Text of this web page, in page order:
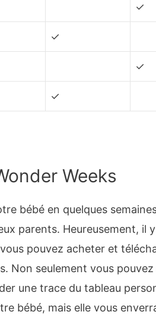
✓
✓
✓
✓
Weeks
bébé en quelques
parents. Heureusement, il
pouvez acheter et
Non seulement vous
une trace du tableau
bébé, mais elle vous